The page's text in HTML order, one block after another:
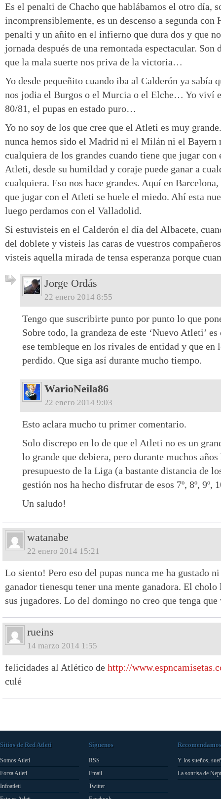
Es el penalti de Chacho que hablábamos el otro día,
incomprensiblemente, es un descenso a segunda con
penalti y un añito en el infierno que dura dos y que
jornada después de una remontada espectacular. Son
que la mala suerte nos priva de la victoria…
Yo desde pequeñito cuando iba al Calderón ya sabía
nos jodia el Burgos o el Murcia o el Elche… Yo viví
80/81, el pupas en estado puro…
Yo no soy de los que cree que el Atleti es muy
nunca hemos sido el Madrid ni el Milán ni el
cualquiera de los grandes cuando tiene que jugar
Atleti, desde su humildad y coraje puede ganar a
cualquiera. Eso nos hace grandes. Aquí en
que jugar con el Atleti se huele el miedo. Ahí esta
luego perdamos con el Valladolid.
Si estuvisteis en el Calderón el día del Albacete,
del doblete y visteis las caras de vuestros
visteis aquella mirada de tensa esperanza porque
Jorge Ordás
22 enero 2014 8:55
Tengo que suscribirte punto por punto lo que
Sobre todo, la grandeza de este ‘Nuevo Atleti’
ese tembleque en los rivales de entidad y que en
perdido. Que siga así durante mucho tiempo.
WarioNeila86
22 enero 2014 9:03
Esto aclara mucho tu primer comentario.
Solo discrepo en lo de que el Atleti no es un
lo grande que debiera, pero durante muchos
presupuesto de la Liga (a bastante distancia de
gestión nos ha hecho disfrutar de esos 7º, 8º, 9º,
Un saludo!
watanabe
22 enero 2014 15:21
Lo siento! Pero eso del pupas nunca me ha gustado
ganador tienesqu tener una mente ganadora. El
sus jugadores. Lo del domingo no creo que tenga que
rueins
14 marzo 2014 1:55
felicidades al Atlético de http://
culé
Sitios de Red Atleti
Somos Atleti
Forza Atleti
Infoatleti
Síguenos
RSS
Email
Twitter
Recomendamos
Y los sueños,
La sonrisa de